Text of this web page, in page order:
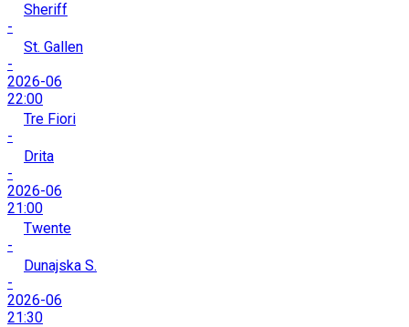
Sheriff
-
St. Gallen
-
2026-06
22:00
Tre Fiori
-
Drita
-
2026-06
21:00
Twente
-
Dunajska S.
-
2026-06
21:30